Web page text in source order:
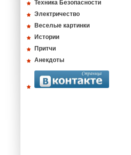
Техника Безопасности
Электричество
Веселые картинки
Истории
Притчи
Анекдоты